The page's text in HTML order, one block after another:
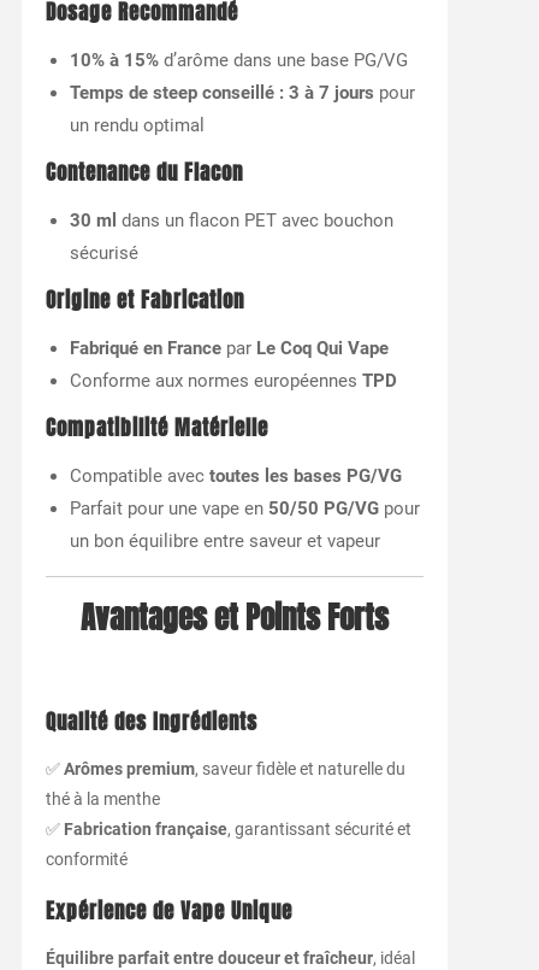
Dosage Recommandé
10% à 15%d’arôme dans une base PG/VG
Temps de steep conseillé : 3 à 7 jours pour
un rendu optimal
Contenance du Flacon
30 ml dans un flacon PET avec bouchon
sécurisé
Origine et Fabrication
Fabriqué en Francepar Le Coq Qui Vape
Conforme aux normes européennes TPD
Compatibilité Matérielle
Compatible avec toutes les bases PG/VG
Parfait pour une vape en 50/50 PG/VGpour
un bon équilibre entre saveur et vapeur
Avantages et Points Forts
Qualité des Ingrédients
✅Arômes premium, saveur fidèle et naturelle du
thé à la menthe
✅ Fabrication française, garantissant sécurité et
conformité
Expérience de Vape Unique
Équilibre parfait entre douceur et fraîcheur, idéal